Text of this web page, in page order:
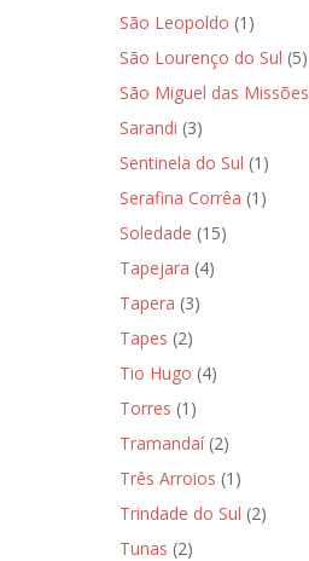
São Leopoldo (1)
São Lourenço do Sul (5)
São Miguel das Missões
Sarandi (3)
Sentinela do Sul (1)
Serafina Corrêa (1)
Soledade (15)
Tapejara (4)
Tapera (3)
Tapes (2)
Tio Hugo (4)
Torres (1)
Tramandaí(2)
Três Arroios (1)
Trindade do Sul (2)
Tunas (2)